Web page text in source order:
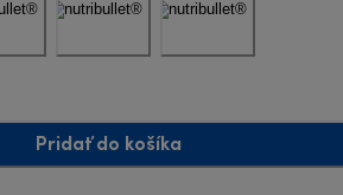
Pridať do košíka